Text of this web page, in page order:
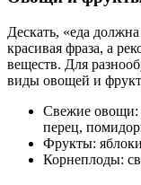
Дескать, «еда
красивая фраза, а
веществ. Для
виды овощей и
Свежие овощи:
перец,
Фрукты:
Корнеплоды: